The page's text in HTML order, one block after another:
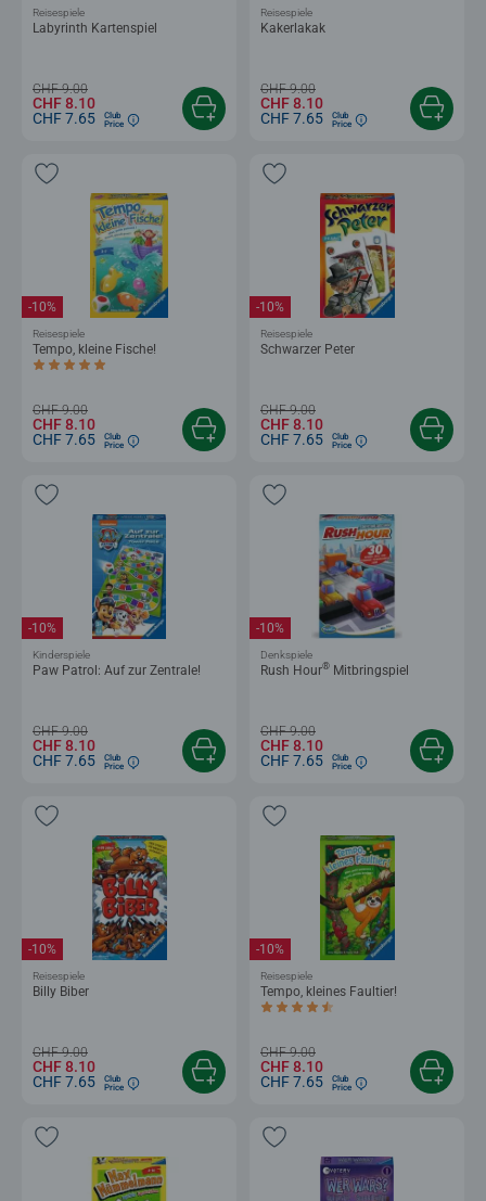
Labyrinth Kartenspiel
Reisespiele
CHF 9.00
CHF 8.10
CHF 7.65
Club
Price
Kakerlakak
Reisespiele
CHF 9.00
CHF 8.10
CHF 7.65
Club
Price
Tempo, kleine Fische!
Durchschnittliche Bewertung 5.0 von 5 Sternen.
-10%
Reisespiele
CHF 9.00
CHF 8.10
CHF 7.65
Club
Price
Schwarzer Peter
-10%
Reisespiele
CHF 9.00
CHF 8.10
CHF 7.65
Club
Price
Paw Patrol: Auf zur Zentrale!
-10%
Kinderspiele
CHF 9.00
CHF 8.10
CHF 7.65
Club
Price
Rush Hour® Mitbringspiel
-10%
Denkspiele
CHF 9.00
CHF 8.10
CHF 7.65
Club
Price
Billy Biber
-10%
Reisespiele
CHF 9.00
CHF 8.10
CHF 7.65
Club
Price
Tempo, kleines Faultier!
Durchschnittliche Bewertung 4.5 von 5
-10%
Reisespiele
CHF 9.00
CHF 8.10
CHF 7.65
Club
Price